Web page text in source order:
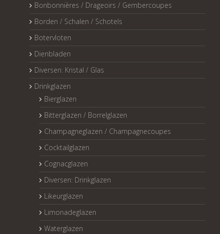
Bonbonnières / Drageoirs / Gembercoupes
Borden / Schalen / Schotels
Botervloten
Dienbladen
Diversen: Kristal / Glas
Drinkglazen
Bierglazen
Bitterglazen / Borrelglazen
Champagneglazen / Champagnecoupes
Cocktailglazen
Cognacglazen
Diversen: Drinkglazen
Likeurglazen
Limonadeglazen
Waterglazen